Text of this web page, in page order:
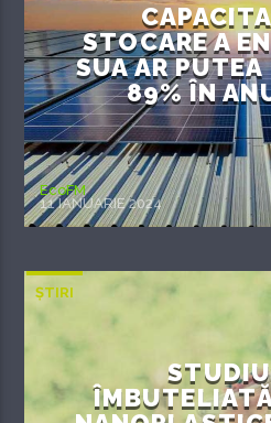
STOCARE A
SUA AR
89% ÎN
EcoFM
11 IANUARIE 2024
ȘTIRI